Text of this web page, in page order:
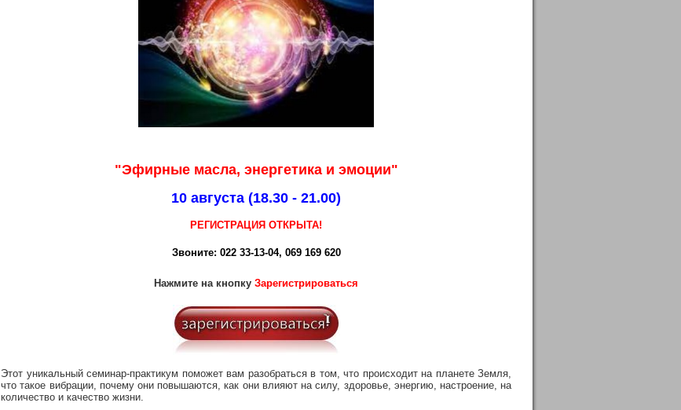
"Эфирные масла, энергетика и эмоции"
10 августа (18.30 - 21.00)
РЕГИСТРАЦИЯ ОТКРЫТА!
Звоните: 022 33-13-04, 069 169 620
Нажмите на кнопкуЗарегистрироваться
Этот уникальный семинар-практикум поможет вам разобраться в том, что происходит на планете Земля,
что такое вибрации, почему они повышаются, как они влияют на силу, здоровье, энергию, настроение, на
количество и качество жизни.